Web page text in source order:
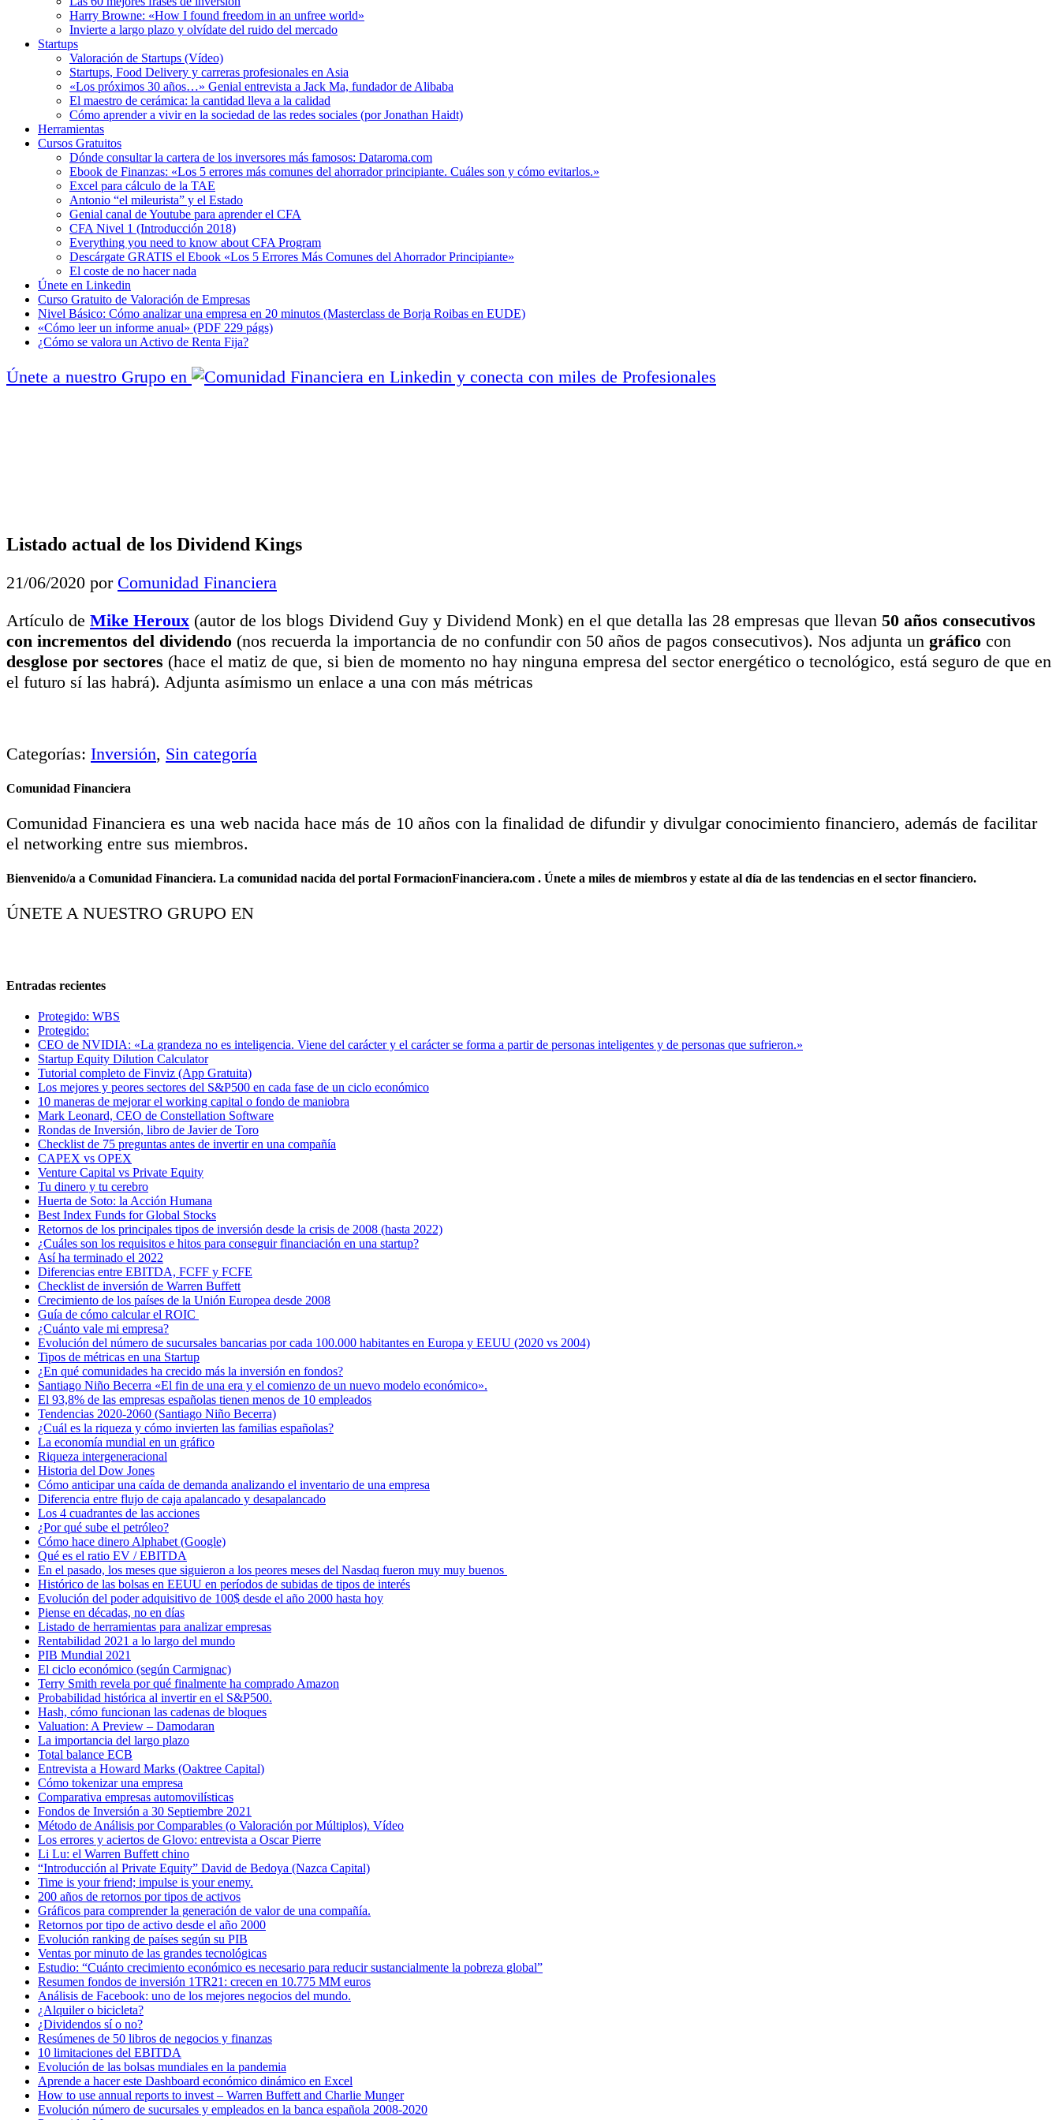
Harry Browne: «How I found freedom in an unfree world»
Invierte a largo plazo y olvídate del ruido del mercado
Startups
Valoración de Startups (Vídeo)
Startups, Food Delivery y carreras profesionales en Asia
«Los próximos 30 años…» Genial entrevista a Jack Ma, fundador de Alibaba
El maestro de cerámica: la cantidad lleva a la calidad
Cómo aprender a vivir en la sociedad de las redes sociales (por Jonathan Haidt)
Herramientas
Cursos Gratuitos
Dónde consultar la cartera de los inversores más famosos: Dataroma.com
Ebook de Finanzas: «Los 5 errores más comunes del ahorrador principiante. Cuáles son y cómo evitarlos.»
Excel para cálculo de la TAE
Antonio “el mileurista” y el Estado
Genial canal de Youtube para aprender el CFA
CFA Nivel 1 (Introducción 2018)
Everything you need to know about CFA Program
Descárgate GRATIS el Ebook «Los 5 Errores Más Comunes del Ahorrador Principiante»
El coste de no hacer nada
Únete en Linkedin
Curso Gratuito de Valoración de Empresas
Nivel Básico: Cómo analizar una empresa en 20 minutos (Masterclass de Borja Roibas en EUDE)
«Cómo leer un informe anual» (PDF 229 págs)
¿Cómo se valora un Activo de Renta Fija?
Únete a nuestro Grupo en y conecta con miles de Profesionales
Listado actual de los Dividend Kings
21/06/2020 por Comunidad Financiera
Artículo de Mike Heroux (autor de los blogs Dividend Guy y Dividend Monk) en el que detalla las 28 empresas que llevan 50 años consecutivos
con incrementos del dividendo (nos recuerda la importancia de no confundir con 50 años de pagos consecutivos). Nos adjunta un gráfico con
desglose por sectores (hace el matiz de que, si bien de momento no hay ninguna empresa del sector energético o tecnológico, está seguro de que en
el futuro sí las habrá). Adjunta asímismo un enlace a una con más métricas
Categorías: Inversión, Sin categoría
Comunidad Financiera
Comunidad Financiera es una web nacida hace más de 10 años con la finalidad de difundir y divulgar conocimiento financiero, además de facilitar
el networking entre sus miembros.
Bienvenido/a a Comunidad Financiera. La comunidad nacida del portal FormacionFinanciera.com . Únete a miles de miembros y estate al día de las tendencias en el sector financiero.
ÚNETE A NUESTRO GRUPO EN
Entradas recientes
Protegido: WBS
Protegido:
CEO de NVIDIA: «La grandeza no es inteligencia. Viene del carácter y el carácter se forma a partir de personas inteligentes y de personas que sufrieron.»
Startup Equity Dilution Calculator
Tutorial completo de Finviz (App Gratuita)
Los mejores y peores sectores del S&P500 en cada fase de un ciclo económico
10 maneras de mejorar el working capital o fondo de maniobra
Mark Leonard, CEO de Constellation Software
Rondas de Inversión, libro de Javier de Toro
Checklist de 75 preguntas antes de invertir en una compañía
CAPEX vs OPEX
Venture Capital vs Private Equity
Tu dinero y tu cerebro
Huerta de Soto: la Acción Humana
Best Index Funds for Global Stocks
Retornos de los principales tipos de inversión desde la crisis de 2008 (hasta 2022)
¿Cuáles son los requisitos e hitos para conseguir financiación en una startup?
Así ha terminado el 2022
Diferencias entre EBITDA, FCFF y FCFE
Checklist de inversión de Warren Buffett
Crecimiento de los países de la Unión Europea desde 2008
Guía de cómo calcular el ROIC
¿Cuánto vale mi empresa?
Evolución del número de sucursales bancarias por cada 100.000 habitantes en Europa y EEUU (2020 vs 2004)
Tipos de métricas en una Startup
¿En qué comunidades ha crecido más la inversión en fondos?
Santiago Niño Becerra «El fin de una era y el comienzo de un nuevo modelo económico».
El 93,8% de las empresas españolas tienen menos de 10 empleados
Tendencias 2020-2060 (Santiago Niño Becerra)
¿Cuál es la riqueza y cómo invierten las familias españolas?
La economía mundial en un gráfico
Riqueza intergeneracional
Historia del Dow Jones
Cómo anticipar una caída de demanda analizando el inventario de una empresa
Diferencia entre flujo de caja apalancado y desapalancado
Los 4 cuadrantes de las acciones
¿Por qué sube el petróleo?
Cómo hace dinero Alphabet (Google)
Qué es el ratio EV / EBITDA
En el pasado, los meses que siguieron a los peores meses del Nasdaq fueron muy muy buenos
Histórico de las bolsas en EEUU en períodos de subidas de tipos de interés
Evolución del poder adquisitivo de 100$ desde el año 2000 hasta hoy
Piense en décadas, no en días
Listado de herramientas para analizar empresas
Rentabilidad 2021 a lo largo del mundo
PIB Mundial 2021
El ciclo económico (según Carmignac)
Terry Smith revela por qué finalmente ha comprado Amazon
Probabilidad histórica al invertir en el S&P500.
Hash, cómo funcionan las cadenas de bloques
Valuation: A Preview – Damodaran
La importancia del largo plazo
Total balance ECB
Entrevista a Howard Marks (Oaktree Capital)
Cómo tokenizar una empresa
Comparativa empresas automovilísticas
Fondos de Inversión a 30 Septiembre 2021
Método de Análisis por Comparables (o Valoración por Múltiplos). Vídeo
Los errores y aciertos de Glovo: entrevista a Oscar Pierre
Li Lu: el Warren Buffett chino
“Introducción al Private Equity” David de Bedoya (Nazca Capital)
Time is your friend; impulse is your enemy.
200 años de retornos por tipos de activos
Gráficos para comprender la generación de valor de una compañía.
Retornos por tipo de activo desde el año 2000
Evolución ranking de países según su PIB
Ventas por minuto de las grandes tecnológicas
Estudio: “Cuánto crecimiento económico es necesario para reducir sustancialmente la pobreza global”
Resumen fondos de inversión 1TR21: crecen en 10.775 MM euros
Análisis de Facebook: uno de los mejores negocios del mundo.
¿Alquiler o bicicleta?
¿Dividendos sí o no?
Resúmenes de 50 libros de negocios y finanzas
10 limitaciones del EBITDA
Evolución de las bolsas mundiales en la pandemia
Aprende a hacer este Dashboard económico dinámico en Excel
How to use annual reports to invest – Warren Buffett and Charlie Munger
Evolución número de sucursales y empleados en la banca española 2008-2020